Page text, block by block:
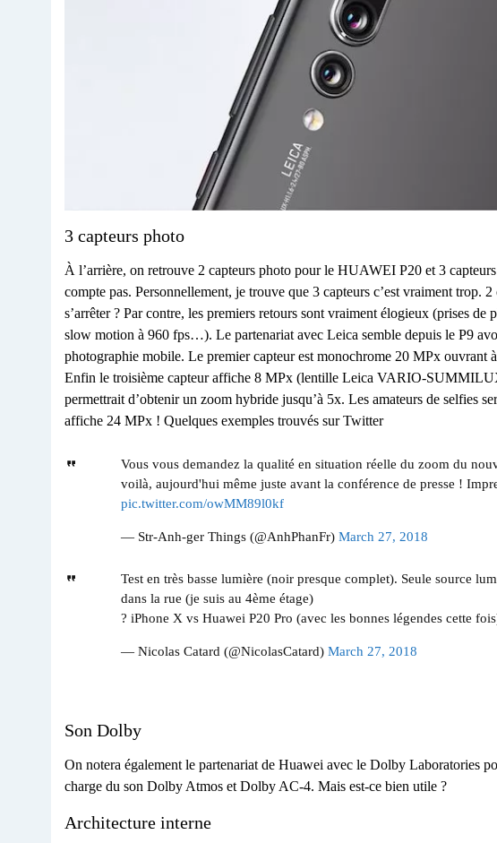
3 capteurs photo
À l’arrière, on retrouve 2 capteurs photo pour le HUAWEI P20 et 3
compte pas. Personnellement, je trouve que 3 capteurs c’est vraiment trop.
s’arrêter ? Par contre, les premiers retours sont vraiment élogieux (prises
slow motion à 960 fps…). Le partenariat avec Leica semble depuis le P9
photographie mobile. Le premier capteur est monochrome 20 MPx ouvrant
Enfin le troisième capteur affiche 8 MPx (lentille Leica VARIO-
permettrait d’obtenir un zoom hybride jusqu’à 5x. Les amateurs de selfies
affiche 24 MPx ! Quelques exemples trouvés sur Twitter
Vous vous demandez la qualité en situation réelle du zoom du
voilà, aujourd'hui même juste avant la conférence de presse !
pic.twitter.com/owMM89l0kf
— Str-Anh-ger Things (@AnhPhanFr)March 27, 2018
Test en très basse lumière (noir presque complet). Seule source
dans la rue (je suis au 4ème étage)
? iPhone X vs Huawei P20 Pro (avec les bonnes légendes cette
— Nicolas Catard (@NicolasCatard)March 27, 2018
Son Dolby
On notera également le partenariat de Huawei avec le Dolby Laboratories
charge du son Dolby Atmos et Dolby AC-4. Mais est-ce bien utile ?
Architecture interne